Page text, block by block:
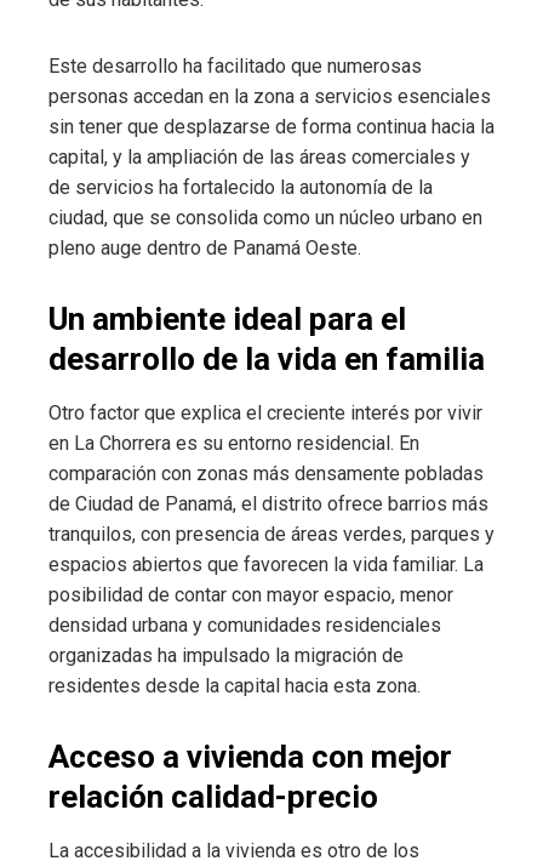
Este desarrollo ha facilitado que numerosas
personas accedan en la zona a servicios esenciales
sin tener que desplazarse de forma continua hacia la
capital, y la ampliación de las áreas comerciales y
de servicios ha fortalecido la autonomía de la
ciudad, que se consolida como un núcleo urbano en
pleno auge dentro de Panamá Oeste.
Un ambiente ideal para el
desarrollo de la vida en familia
Otro factor que explica el creciente interés por vivir
en La Chorrera es su entorno residencial. En
comparación con zonas más densamente pobladas
de Ciudad de Panamá, el distrito ofrece barrios más
tranquilos, con presencia de áreas verdes, parques y
espacios abiertos que favorecen la vida familiar. La
posibilidad de contar con mayor espacio, menor
densidad urbana y comunidades residenciales
organizadas ha impulsado la migración de
residentes desde la capital hacia esta zona.
Acceso a vivienda con mejor
relación calidad-precio
La accesibilidad a la vivienda es otro de los